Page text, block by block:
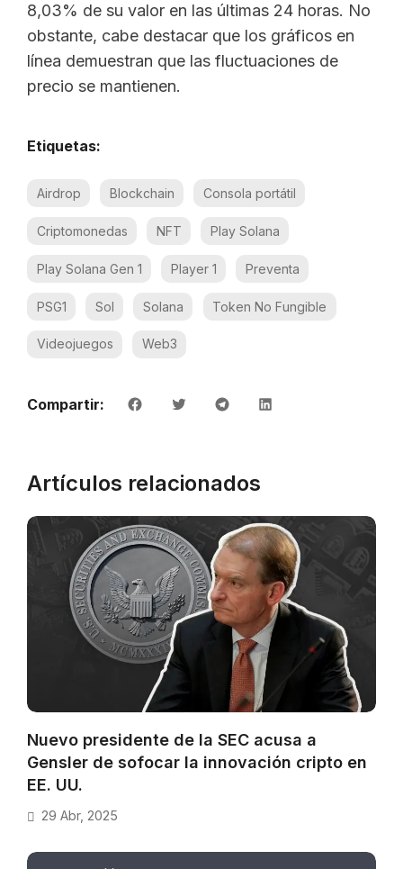
8,03% de su valor en las últimas 24 horas. No
obstante, cabe destacar que los gráficos en
línea demuestran que las fluctuaciones de
precio se mantienen.
Etiquetas:
Airdrop Blockchain Consola portátil
Criptomonedas NFT Play Solana
Play Solana Gen 1 Player 1 Preventa
PSG1 Sol Solana Token No Fungible
Videojuegos Web3
Compartir:
Artículos relacionados
Nuevo presidente de la SEC acusa a
Gensler de sofocar la innovación cripto en
EE. UU.
29 Abr, 2025